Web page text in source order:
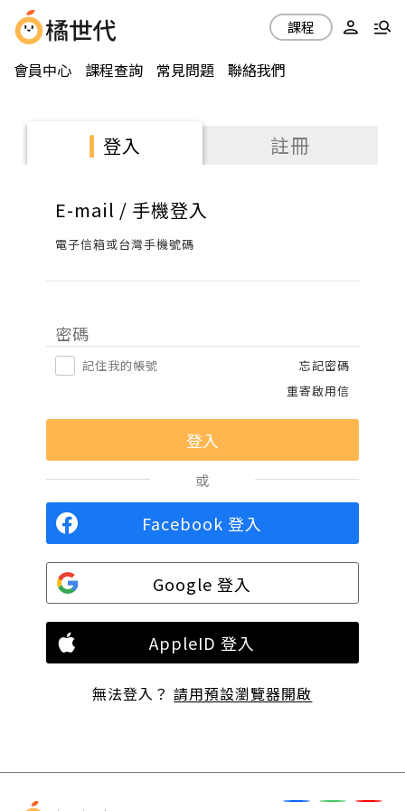
會員中心 課程查詢 常見問題 聯絡我們
課程
登入 註冊
E-mail / 手機登入
電子信箱或台灣手機號碼
密碼
記住我的帳號
忘記密碼
重寄啟用信
或
Facebook 登入
Google 登入
AppleID 登入
無法登入？請用預設瀏覽器開啟